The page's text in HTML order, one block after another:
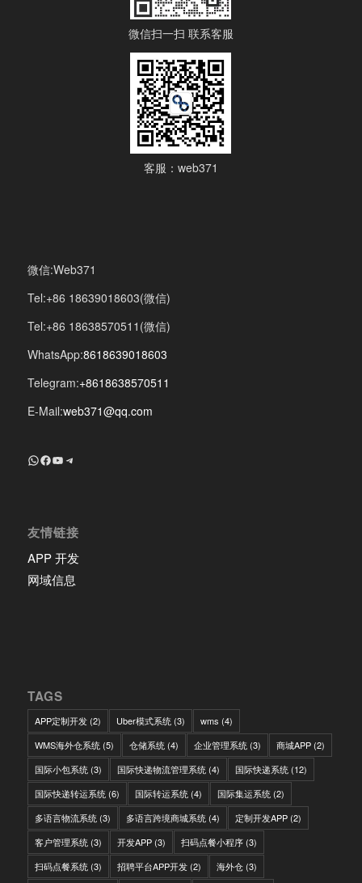
微信扫一扫 联系客服
客服：web371
微信:Web371
Tel:+86 18639018603(微信)
Tel:+86 18638570511(微信)
WhatsApp:8618639018603
Telegram:+8618638570511
E-Mail:web371@qq.com
+8618639018603
Facebook
YouTube
Telegram
友情链接
APP 开发
网域信息
TAGS
APP定制开发(2) Uber模式系统 (3) wms (4)
WMS海外仓系统 (5) 仓储系统 (4) 企业管理系统 (3) 商城APP(2)
国际小包系统 (3) 国际快递物流管理系统 (4) 国际快递系统 (12)
国际快递转运系统 (6) 国际转运系统 (4) 国际集运系统 (2)
多语言物流系统 (3) 多语言跨境商城系统 (4) 定制开发APP(2)
客户管理系统 (3) 开发APP(3) 扫码点餐小程序(3)
扫码点餐系统 (3) 招聘平台APP开发(2) 海外仓(3)